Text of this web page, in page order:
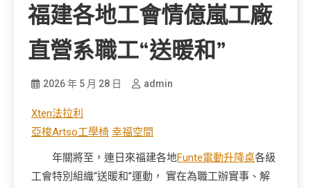
福建各地工會情億嵐工廠
直營系職工“送暖和”
2026 年 5 月 28 日 admin
Xten法拉利
亞梭Artso工學椅 幸福空間
年關將至，連日來福建各地Funte電動升降桌各級
工會特別組織“送暖和”運動， 實在為職工辦實事、解